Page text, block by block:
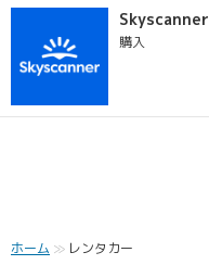
Skyscanner
購入
ホーム レンタカー